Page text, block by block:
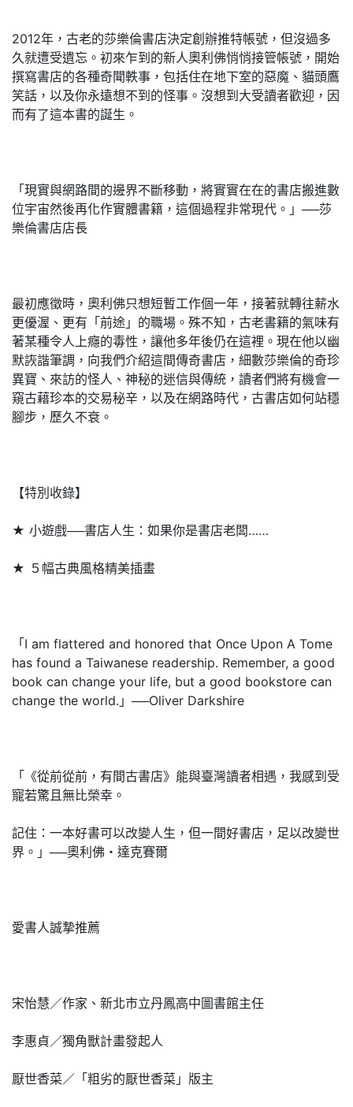
2012年，古老的莎樂倫書店決定創辦推特帳號，但沒過多
久就遭受遺忘。初來乍到的新人奧利佛悄悄接管帳號，開始
撰寫書店的各種奇聞軼事，包括住在地下室的惡魔、貓頭鷹
笑話，以及你永遠想不到的怪事。沒想到大受讀者歡迎，因
而有了這本書的誕生。
「現實與網路間的邊界不斷移動，將實實在在的書店搬進數
位宇宙然後再化作實體書籍，這個過程非常現代。」──莎
樂倫書店店長
最初應徵時，奧利佛只想短暫工作個一年，接著就轉往薪水
更優渥、更有「前途」的職場。殊不知，古老書籍的氣味有
著某種令人上癮的毒性，讓他多年後仍在這裡。現在他以幽
默詼諧筆調，向我們介紹這間傳奇書店，細數莎樂倫的奇珍
異寶、來訪的怪人、神秘的迷信與傳統，讀者們將有機會一
窺古藉珍本的交易秘辛，以及在網路時代，古書店如何站穩
腳步，歷久不衰。
【特別收錄】
★ 小遊戲──書店人生：如果你是書店老闆……
★ ５幅古典風格精美插畫
「I am flattered and honored that Once Upon A Tome
has found a Taiwanese readership. Remember, a good
book can change your life, but a good bookstore can
change the world.」──Oliver Darkshire
「《從前從前，有間古書店》能與臺灣讀者相遇，我感到受
寵若驚且無比榮幸。
記住：一本好書可以改變人生，但一間好書店，足以改變世
界。」──奧利佛・達克賽爾
愛書人誠摯推薦
宋怡慧／作家、新北市立丹鳳高中圖書館主任
李惠貞／獨角獸計畫發起人
厭世香菜／「粗劣的厭世香菜」版主